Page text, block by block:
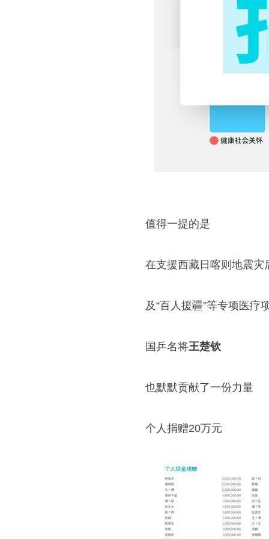
值得一提的是
在支援西藏日喀则地震灾
及“百人援疆”等专项医疗
国乒名将王楚钦
也默默贡献了一份力量
个人捐赠20万元